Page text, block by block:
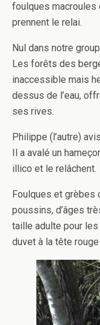
foulques macroules
prennent le relai.
Nul dans notre
Les forêts des
inaccessible mais
dessus de l’eau,
ses rives.
Philippe (l’autre)
Il a avalé un
illico et le relâchent.
Foulques et grèbes
poussins, d’âges
taille adulte pour
duvet à la tête